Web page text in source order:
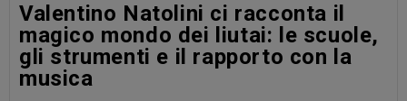
Valentino Natolini ci racconta il
magico mondo dei liutai: le scuole,
gli strumenti e il rapporto con la
musica